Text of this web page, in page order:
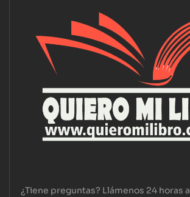
¿Tiene preguntas? Llámenos 24 horas